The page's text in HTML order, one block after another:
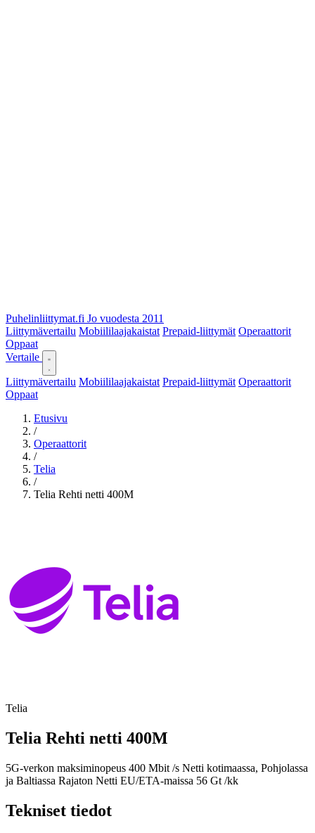
Puhelinliittymat.fi Jo vuodesta 2011
Liittymävertailu Mobiililaajakaistat Prepaid-liittymät Operaattorit
Oppaat
Vertaile
Liittymävertailu Mobiililaajakaistat Prepaid-liittymät Operaattorit
Oppaat
Etusivu
/
Operaattorit
/
Telia
/
Telia Rehti netti 400M
Telia
Telia Rehti netti 400M
5G-verkon maksiminopeus 400 Mbit /s Netti kotimaassa, Pohjolassa
ja Baltiassa Rajaton Netti EU/ETA-maissa 56 Gt /kk
Tekniset tiedot